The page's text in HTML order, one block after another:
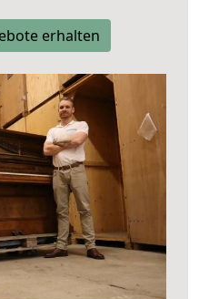
erhalten